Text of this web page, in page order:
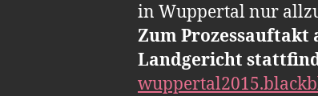
in Wuppertal nur
Zum Prozessauftakt
Landgericht